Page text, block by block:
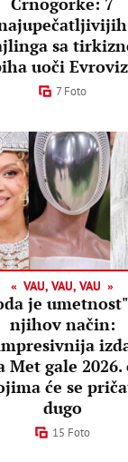
sa
uoči
7 Foto
VAU, VAU, VAU
je
njihov način:
Met gale 2026.
će se
dugo
15 Foto